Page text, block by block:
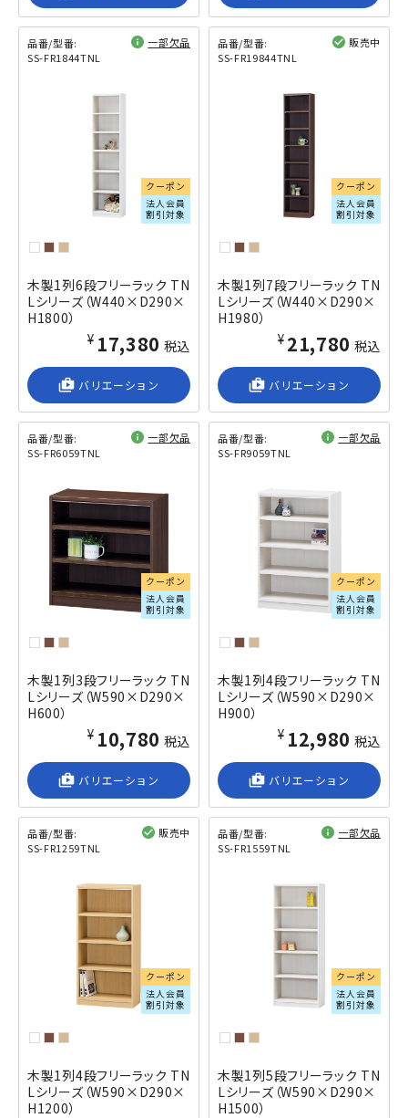
品番/型番:
SS-FR1844TNL
一部欠品
クーポン
法人会員
割引対象
木製1列6段フリーラック TN
Lシリーズ（W440×D290×
H1800）
¥17,380 税込
shop_2 バリエーション
品番/型番:
SS-FR19844TNL
販売中
クーポン
法人会員
割引対象
木製1列7段フリーラック TN
Lシリーズ（W440×D290×
H1980）
¥21,780 税込
shop_2 バリエーション
品番/型番:
SS-FR6059TNL
一部欠品
クーポン
法人会員
割引対象
木製1列3段フリーラック TN
Lシリーズ（W590×D290×
H600）
¥10,780 税込
shop_2 バリエーション
品番/型番:
SS-FR9059TNL
一部欠品
クーポン
法人会員
割引対象
木製1列4段フリーラック TN
Lシリーズ（W590×D290×
H900）
¥12,980 税込
shop_2 バリエーション
品番/型番:
SS-FR1259TNL
販売中
クーポン
法人会員
割引対象
木製1列4段フリーラック TN
Lシリーズ（W590×D290×
H1200）
品番/型番:
SS-FR1559TNL
一部欠品
クーポン
法人会員
割引対象
木製1列5段フリーラック TN
Lシリーズ（W590×D290×
H1500）